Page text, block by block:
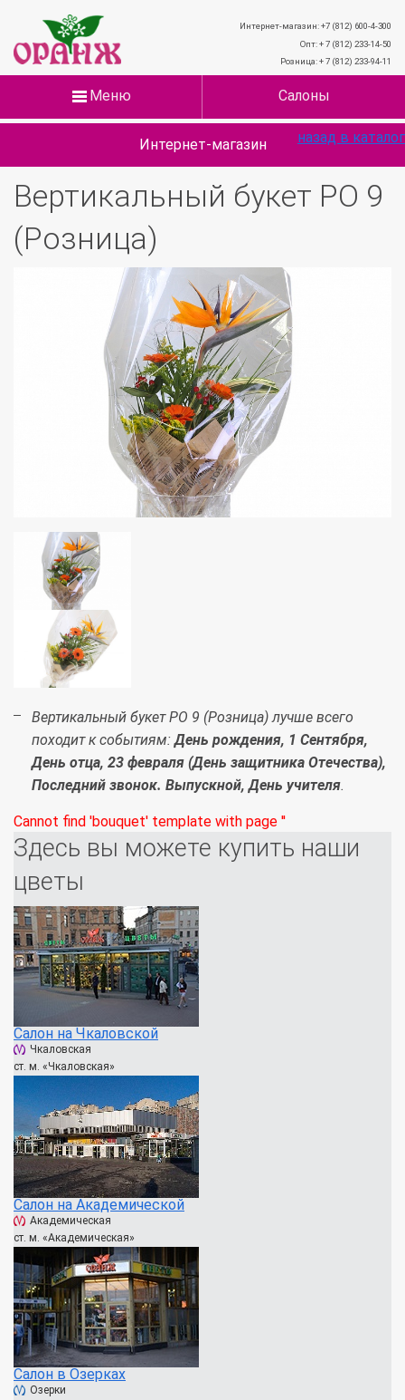
Интернет-магазин: +7 (812) 600-4-300
Опт: + 7 (812) 233-14-50
Розница: + 7 (812) 233-94-11
Меню Салоны
Интернет-магазин
Вертикальный букет РО 9
(Розница)
назад в каталог
Вертикальный букет РО 9 (Розница) лучше всего
походит к событиям:День рождения, 1 Сентября,
День отца, 23 февраля (День защитника Отечества),
Последний звонок. Выпускной, День учителя.
Cannot find 'bouquet' template with page ''
Здесь вы можете купить наши
цветы
Салон на Чкаловской
Чкаловская
ст. м. «Чкаловская»
Салон на Академической
Академическая
ст. м. «Академическая»
Салон в Озерках
Озерки